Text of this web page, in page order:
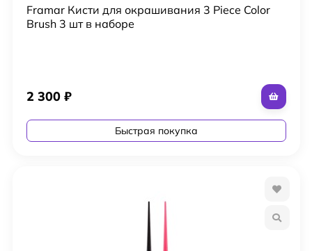
Framar Кисти для окрашивания 3 Piece Color
Brush 3 шт в наборе
2 300 ₽
Быстрая покупка